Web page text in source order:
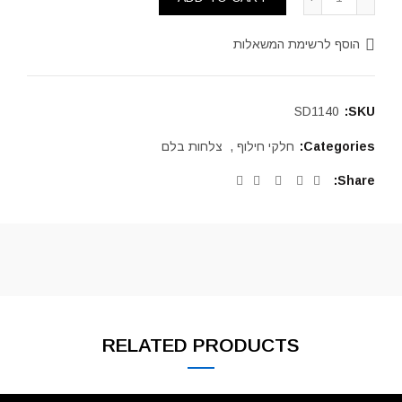
הוסף לרשימת המשאלות
SKU:
SD1140
Categories: חלקי חילוף , צלחות בלם
Share
RELATED PRODUCTS